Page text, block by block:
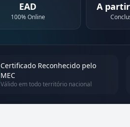
EAD
100% Online
A
Certificado Reconhecido pelo
MEC
Válido em todo território nacional